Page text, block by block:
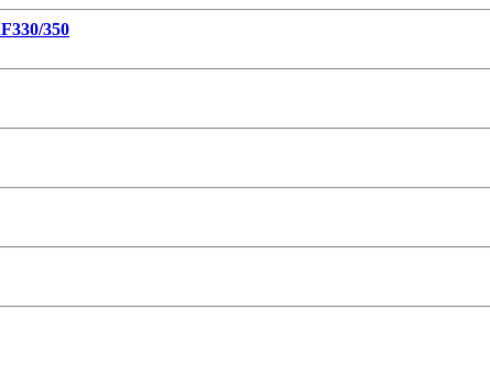
350